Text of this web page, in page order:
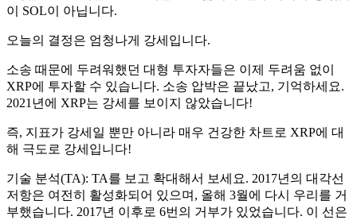
이 SOL이 아닙니다.
오늘의 결정은 엄청나게 강세입니다.
소송 때문에 두려워했던 대형 투자자들은 이제 두려움 없이
XRP에 투자할 수 있습니다. 소송 압박은 끝났고, 기억하세요.
2021년에 XRP는 강세를 보이지 않았습니다!
즉, 지표가 강세일 뿐만 아니라 매우 건강한 차트로 XRP에 대
해 극도로 강세입니다!
기술 분석(TA): TA를 보고 확대해서 보세요. 2017년의 대각선
저항은 여전히 ​​활성화되어 있으며, 올해 3월에 다시 우리를 거
부했습니다. 2017년 이후로 6번의 거부가 있었습니다. 이 선은